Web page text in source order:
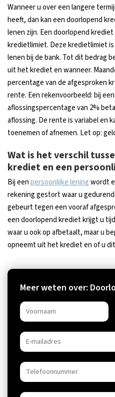
Wanneer u over een langere
heeft, dan kan een doorlopend
lenen zijn. Een doorlopend
kredietlimiet. Deze kredietlimiet
lenen bij de bank. Tot dit bedrag
uit het krediet en wanneer.
percentage van de afgesproken
rente. Een rekenvoorbeeld: bij
aflossingspercentage van 2%
aflossing. De rente is variabel en
toenemen of afnemen. Let op:
Wat is het verschil
krediet en een
Bij eenpersoonlijke leningwordt
rekening gestort waar u
gebeurt tegen een vooraf
een doorlopend krediet krijgt u
waar u ook op afbetaalt, maar u
opneemt uit het krediet en of u
Meer weten over: